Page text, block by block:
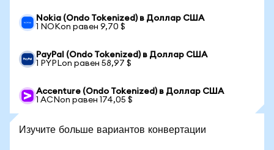
Nokia (Ondo Tokenized) в Доллар США
1 NOKon равен 9,70 $
PayPal (Ondo Tokenized) в Доллар США
1 PYPLon равен 58,97 $
Accenture (Ondo Tokenized) в Доллар США
1 ACNon равен 174,05 $
Изучите больше вариантов конвертации